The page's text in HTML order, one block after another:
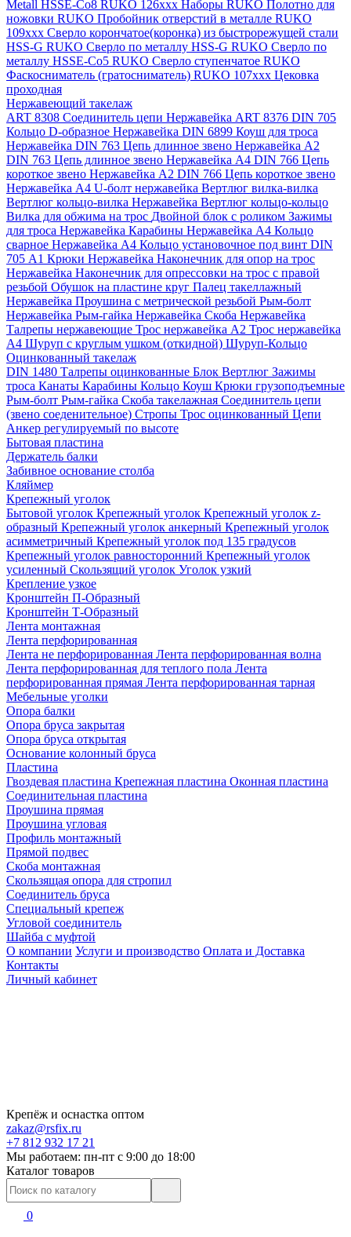
Metall HSSE-Co8 RUKO 126ххх Наборы RUKO Полотно для
ножовки RUKO Пробойник отверстий в металле RUKO
109ххх Сверло корончатое(коронка) из быстрорежущей стали
HSS-G RUKO Сверло по металлу HSS-G RUKO Сверло по
металлу HSSE-Co5 RUKO Сверло ступенчатое RUKO
Фаскосниматель (гратосниматель) RUKO 107xxx Цековка
проходная
Нержавеющий такелаж
ART 8308 Соединитель цепи Нержавейка ART 8376 DIN 705
Кольцо D-образное Нержавейка DIN 6899 Коуш для троса
Нержавейка DIN 763 Цепь длинное звено Нержавейка A2
DIN 763 Цепь длинное звено Нержавейка A4 DIN 766 Цепь
короткое звено Нержавейка A2 DIN 766 Цепь короткое звено
Нержавейка А4 U-болт нержавейка Вертлюг вилка-вилка
Вертлюг кольцо-вилка Нержавейка Вертлюг кольцо-кольцо
Вилка для обжима на трос Двойной блок с роликом Зажимы
для троса Нержавейка Карабины Нержавейка А4 Кольцо
сварное Нержавейка A4 Кольцо установочное под винт DIN
705 А1 Крюки Нержавейка Наконечник для опор на трос
Нержавейка Наконечник для опрессовки на трос с правой
резьбой Обушок на пластине круг Палец такеллажный
Нержавейка Проушина с метрической резьбой Рым-болт
Нержавейка Рым-гайка Нержавейка Скоба Нержавейка
Талрепы нержавеющие Трос нержавейка А2 Трос нержавейка
А4 Шуруп с круглым ушком (откидной) Шуруп-Кольцо
Оцинкованный такелаж
DIN 1480 Талрепы оцинкованные Блок Вертлюг Зажимы
троса Канаты Карабины Кольцо Коуш Крюки грузоподъемные
Рым-болт Рым-гайка Скоба такелажная Соединитель цепи
(звено соеденительное) Стропы Трос оцинкованный Цепи
Анкер регулируемый по высоте
Бытовая пластина
Держатель балки
Забивное основание столба
Кляймер
Крепежный уголок
Бытовой уголок Крепежный уголок Крепежный уголок z-
образный Крепежный уголок анкерный Крепежный уголок
асимметричный Крепежный уголок под 135 градусов
Крепежный уголок равносторонний Крепежный уголок
усиленный Скользящий уголок Уголок узкий
Крепление узкое
Кронштейн П-Образный
Кронштейн Т-Образный
Лента монтажная
Лента перфорированная
Лента не перфорированная Лента перфорированная волна
Лента перфорированная для теплого пола Лента
перфорированная прямая Лента перфорированная тарная
Мебельные уголки
Опора балки
Опора бруса закрытая
Опора бруса открытая
Основание колонный бруса
Пластина
Гвоздевая пластина Крепежная пластина Оконная пластина
Соединительная пластина
Проушина прямая
Проушина угловая
Профиль монтажный
Прямой подвес
Скоба монтажная
Скользящая опора для стропил
Соединитель бруса
Специальный крепеж
Угловой соединитель
Шайба с муфтой
О компании Услуги и производство Оплата и Доставка
Контакты
Личный кабинет
Крепёж и оснастка оптом
zakaz@rsfix.ru
+7 812 932 17 21
Мы работаем: пн-пт c 9:00 до 18:00
Каталог товаров
0